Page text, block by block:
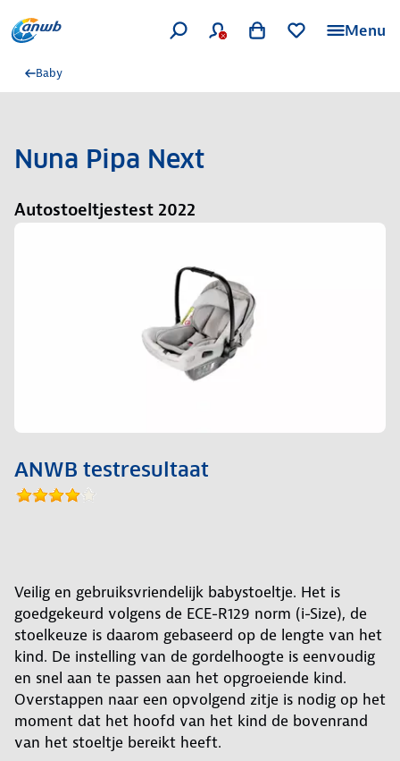
Menu
Baby
Nuna Pipa Next
Autostoeltjestest 2022
ANWB testresultaat
Veilig en gebruiksvriendelijk babystoeltje. Het is
goedgekeurd volgens de ECE-R129 norm (i-Size), de
stoelkeuze is daarom gebaseerd op de lengte van het
kind. De instelling van de gordelhoogte is eenvoudig
en snel aan te passen aan het opgroeiende kind.
Overstappen naar een opvolgend zitje is nodig op het
moment dat het hoofd van het kind de bovenrand
van het stoeltje bereikt heeft.